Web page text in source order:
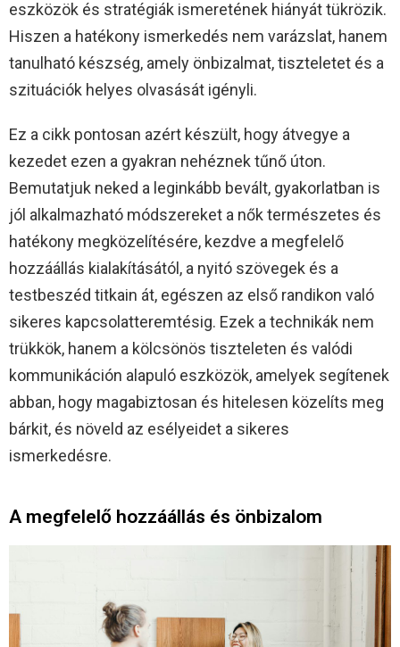
eszközök és stratégiák ismeretének hiányát tükrözik.
Hiszen a hatékony ismerkedés nem varázslat, hanem
tanulható készség, amely önbizalmat, tiszteletet és a
szituációk helyes olvasását igényli.
Ez a cikk pontosan azért készült, hogy átvegye a
kezedet ezen a gyakran nehéznek tűnő úton.
Bemutatjuk neked a leginkább bevált, gyakorlatban is
jól alkalmazható módszereket a nők természetes és
hatékony megközelítésére, kezdve a megfelelő
hozzáállás kialakításától, a nyitó szövegek és a
testbeszéd titkain át, egészen az első randikon való
sikeres kapcsolatteremtésig. Ezek a technikák nem
trükkök, hanem a kölcsönös tiszteleten és valódi
kommunikáción alapuló eszközök, amelyek segítenek
abban, hogy magabiztosan és hitelesen közelíts meg
bárkit, és növeld az esélyeidet a sikeres
ismerkedésre.
A megfelelő hozzáállás és önbizalom